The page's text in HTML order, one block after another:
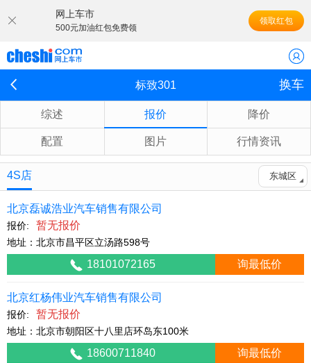
网上车市
500元加油红包免费领
领取红包
标致301 换车
综述 报价 降价
配置 图片 行情资讯
4S店 东城区
北京磊诚浩业汽车销售有限公司
报价: 暂无报价
地址：北京市昌平区立汤路598号
18101072165 询最低价
北京红杨伟业汽车销售有限公司
报价: 暂无报价
地址：北京市朝阳区十八里店环岛东100米
18600711840 询最低价